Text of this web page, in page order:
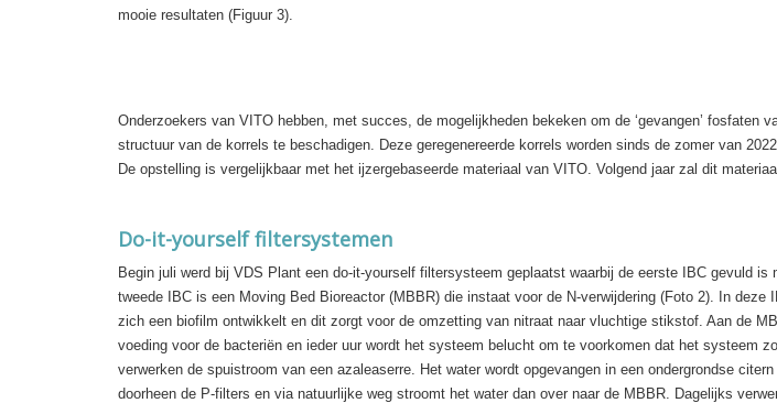
mooie resultaten (Figuur 3).
Onderzoekers van VITO hebben, met succes, de mogelijkheden bekeken om de ‘gevangen’ fosfaten
structuur van de korrels te beschadigen. Deze geregenereerde korrels worden sinds de zomer van
De opstelling is vergelijkbaar met het ijzergebaseerde materiaal van VITO. Volgend jaar zal dit
Do-it-yourself filtersystemen
Begin juli werd bij VDS Plant een do-it-yourself filtersysteem geplaatst waarbij de eerste IBC gevuld is
tweede IBC is een Moving Bed Bioreactor (MBBR) die instaat voor de N-verwijdering (Foto 2). In deze
zich een biofilm ontwikkelt en dit zorgt voor de omzetting van nitraat naar vluchtige stikstof. Aan de
voeding voor de bacteriën en ieder uur wordt het systeem belucht om te voorkomen dat het systeem
verwerken de spuistroom van een azaleaserre. Het water wordt opgevangen in een ondergrondse
doorheen de P-filters en via natuurlijke weg stroomt het water dan over naar de MBBR. Dagelijks